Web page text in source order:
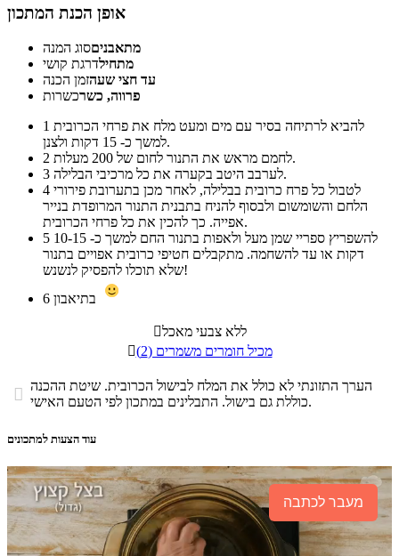
אופן הכנת המתכון
מתאבניםסוג המנה
מתחילדרגת קושי
עד חצי שעהזמן הכנה
פרווה, כשרכשרות
1
למשך כ- 15 דקות ולצנן.
2
לחמם מראש את התנור לחום של 200 מעלות.
3
לערבב היטב בקערה את כל מרכיבי הבלילה.
4
הלחם והשומשום ולבסוף להניח בתבנית התנור המרופדת בנייר
אפייה. כך להכין את כל פרחי הכרובית.
5
דקות או עד להשחמה. מתקבלים חטיפי כרובית אפויים בתנור
שלא תוכלו להפסיק לנשנש!
6
ללא צבעי מאכל

מכיל חומרים משמרים (2)
 הערך התזונתי לא כולל את המלח לבישול הכרובית. שיטת ההכנה
כוללת גם בישול. התבלינים במתכון לפי הטעם האישי.
עוד הצעות למתכונים
מעבר לכתבה